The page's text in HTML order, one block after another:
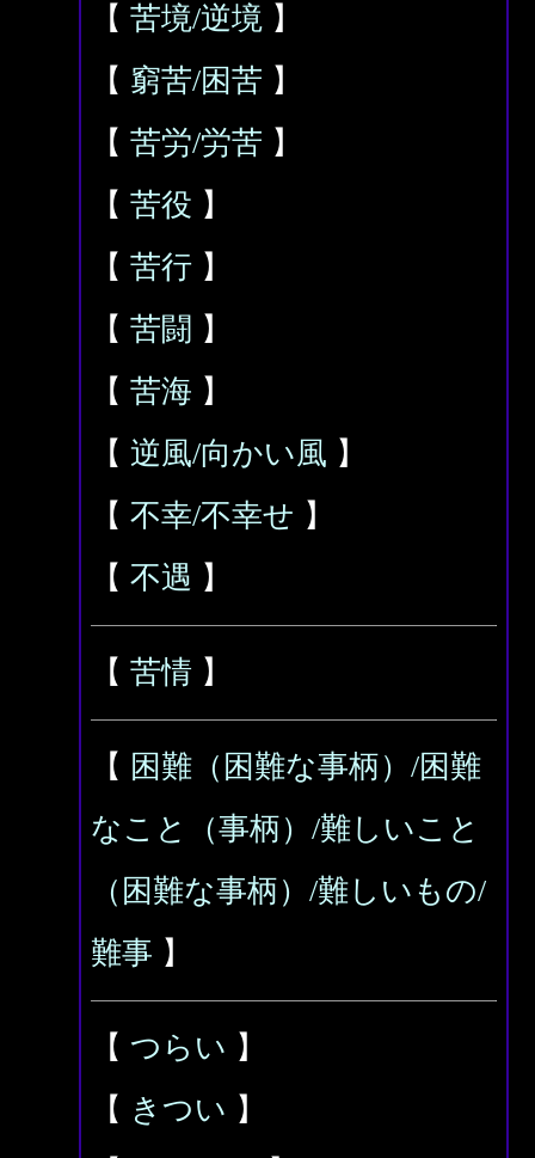
【 苦境/逆境 】
【 窮苦/困苦 】
【 苦労/労苦 】
【 苦役 】
【 苦行 】
【 苦闘 】
【 苦海 】
【 逆風/向かい風 】
【 不幸/不幸せ 】
【 不遇 】
【 苦情 】
【 困難（困難な事柄）/困難
なこと（事柄）/難しいこと
（困難な事柄）/難しいもの/
難事 】
【 つらい 】
【 きつい 】